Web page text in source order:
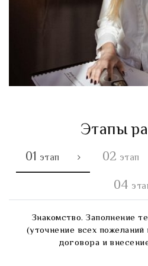
Этапы
01 этап 02 этап
04
Знакомство. Заполнение
(уточнение всех
договора и